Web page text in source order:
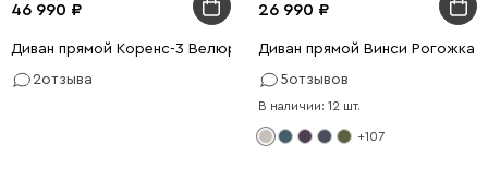
46 990
Диван прямой Коренс-3 Велюр Зелёный
2отзыва
26 990
Диван прямой Винси Рогожка
5отзывов
В наличии: 12 шт.
+107